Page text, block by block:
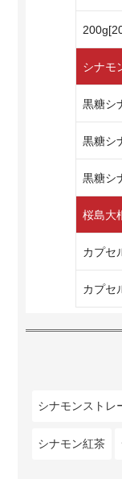
シナモ
黒糖シ
黒糖シ
黒糖シ
桜島大
カプセ
カプセ
シナモンストレ
シナモン紅茶